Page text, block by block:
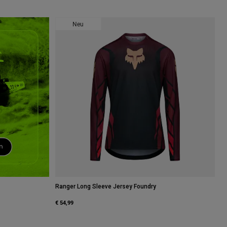
Neu
Ranger Long Sleeve Jersey Foundry
€ 54,99